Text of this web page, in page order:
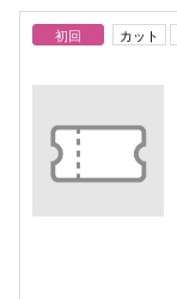
初回 カット